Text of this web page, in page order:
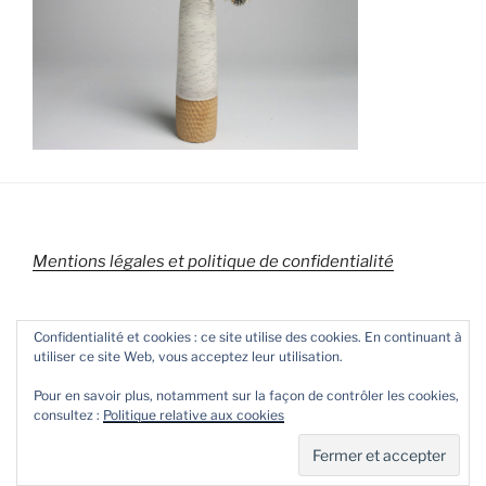
Mentions légales et politique de confidentialité
Confidentialité et cookies : ce site utilise des cookies. En continuant à
utiliser ce site Web, vous acceptez leur utilisation.
Pour en savoir plus, notamment sur la façon de contrôler les cookies,
consultez : Politique relative aux cookies